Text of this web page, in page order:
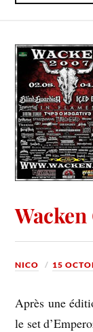
NICO 15
Après une
le set